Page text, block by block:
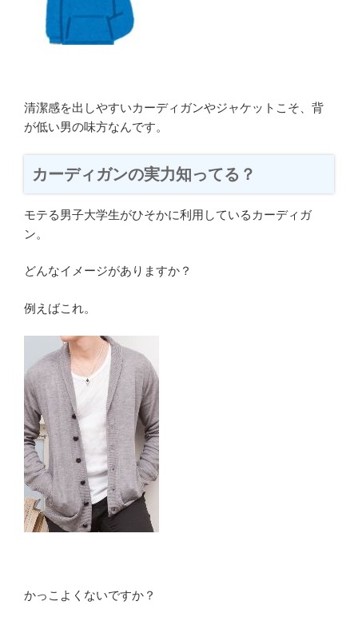
清潔感を出しやすいカーディガンやジャケットこそ、背
が低い男の味方なんです。
カーディガンの実力知ってる？
モテる男子大学生がひそかに利用しているカーディガ
ン。
どんなイメージがありますか？
例えばこれ。
かっこよくないですか？